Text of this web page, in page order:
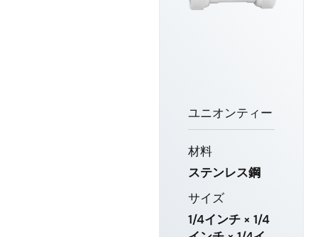
ユニオンティー
材料
ステンレス鋼
サイズ
1/4インチ × 1/4